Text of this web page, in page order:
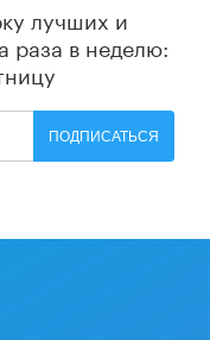
лучших и
раза в неделю:
ПОДПИСАТЬСЯ